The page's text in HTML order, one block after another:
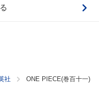
社 ONE PIECE(巻百十一)